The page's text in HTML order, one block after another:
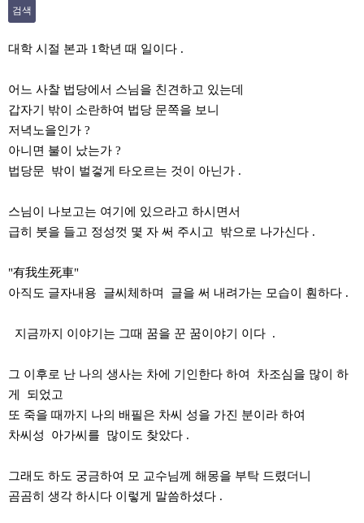
검색
대학 시절 본과 1학년 때 일이다 .
어느 사찰 법당에서 스님을 친견하고 있는데
갑자기 밖이 소란하여 법당 문쪽을 보니
저녁노을인가 ?
아니면 불이 났는가 ?
법당문 밖이 벌겋게 타오르는 것이 아닌가 .
스님이 나보고는 여기에 있으라고 하시면서
급히 붓을 들고 정성껏 몇 자 써 주시고 밖으로 나가신다 .
"有我生死車"
아직도 글자내용 글씨체하며 글을 써 내려가는 모습이 훤하다 .
지금까지 이야기는 그때 꿈을 꾼 꿈이야기 이다 .
그 이후로 난 나의 생사는 차에 기인한다 하여 차조심을 많이 하
게 되었고
또 죽을 때까지 나의 배필은 차씨 성을 가진 분이라 하여
차씨성 아가씨를 많이도 찾았다 .
그래도 하도 궁금하여 모 교수님께 해몽을 부탁 드렸더니
곰곰히 생각 하시다 이렇게 말씀하셨다 .